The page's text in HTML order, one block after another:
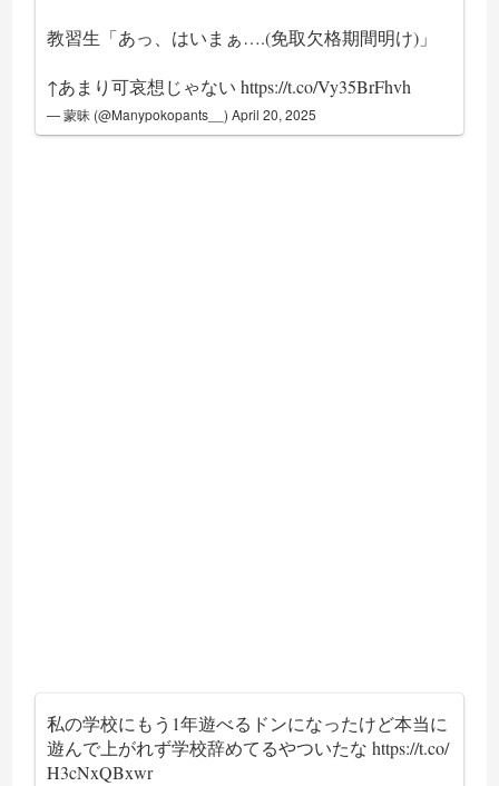
教習生「あっ、はいまぁ….(免取欠格期間明け)」
↑あまり可哀想じゃないhttps://t.co/Vy35BrFhvh
— 蒙昧 (@Manypokopants__)April 20, 2025
私の学校にもう1年遊べるドンになったけど本当に
遊んで上がれず学校辞めてるやついたなhttps://t.co/
H3cNxQBxwr